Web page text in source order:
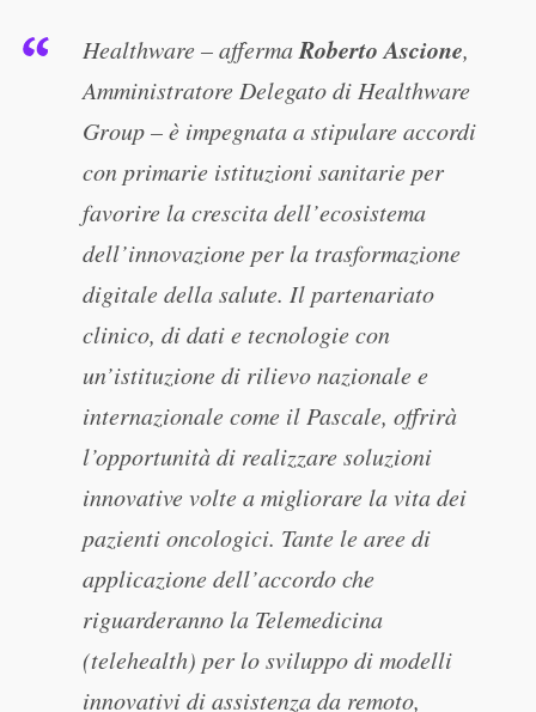
Healthware – affermaRoberto Ascione,
Amministratore Delegato di Healthware
Group – è impegnata a stipulare accordi
con primarie istituzioni sanitarie per
favorire la crescita dell’ecosistema
dell’innovazione per la trasformazione
digitale della salute. Il partenariato
clinico, di dati e tecnologie con
un’istituzione di rilievo nazionale e
internazionale come il Pascale, offrirà
l’opportunità di realizzare soluzioni
innovative volte a migliorare la vita dei
pazienti oncologici. Tante le aree di
applicazione dell’accordo che
riguarderanno la Telemedicina
(telehealth) per lo sviluppo di modelli
innovativi di assistenza da remoto,